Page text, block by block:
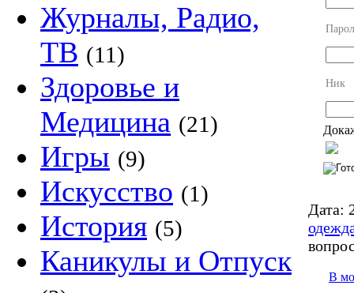
Журналы, Радио,
ТВ (11)
Здоровье и
Медицина (21)
Игры (9)
Искусство (1)
История (5)
Каникулы и Отпуск
Ник
Дата:
В